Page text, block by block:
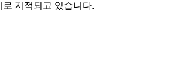
지적되고 있습니다.